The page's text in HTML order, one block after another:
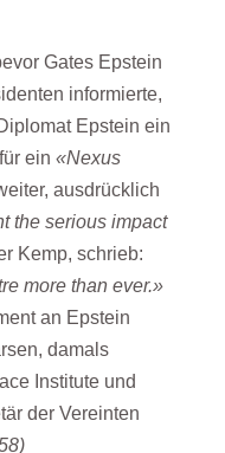
Gates Epstein
informierte,
Epstein ein
ein «Nexus
ausdrücklich
the serious impact
Kemp, schrieb:
more than ever.»
an Epstein
damals
Institute und
der Vereinten